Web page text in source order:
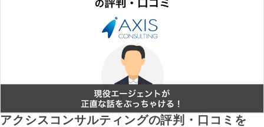
アクシスコンサルティングの評判・口コミを